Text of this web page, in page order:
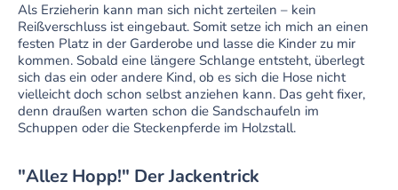
Als Erzieherin kann man sich nicht zerteilen – kein
Reißverschluss ist eingebaut. Somit setze ich mich an einen
festen Platz in der Garderobe und lasse die Kinder zu mir
kommen. Sobald eine längere Schlange entsteht, überlegt
sich das ein oder andere Kind, ob es sich die Hose nicht
vielleicht doch schon selbst anziehen kann. Das geht fixer,
denn draußen warten schon die Sandschaufeln im
Schuppen oder die Steckenpferde im Holzstall.
"Allez Hopp!" Der Jackentrick